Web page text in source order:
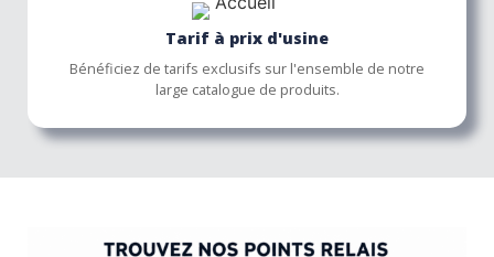
Tarif à prix d'usine
Bénéficiez de tarifs exclusifs sur l'ensemble de notre
large catalogue de produits.